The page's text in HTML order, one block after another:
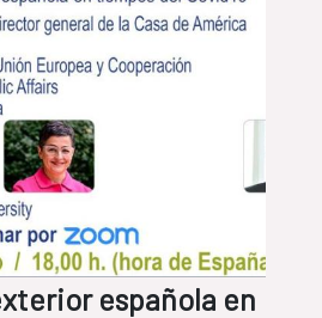
española en